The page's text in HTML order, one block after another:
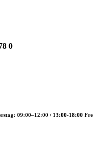
0
09:00–12:00 / 13:00-18:00